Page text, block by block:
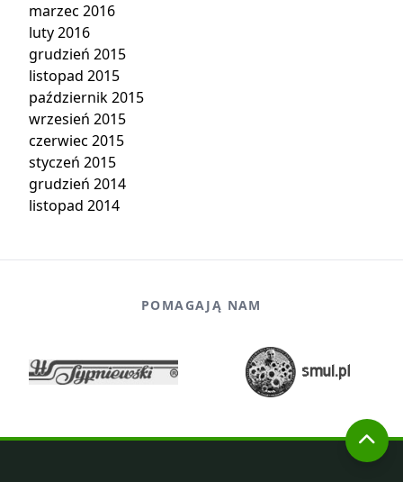
marzec 2016
luty 2016
grudzień 2015
listopad 2015
październik 2015
wrzesień 2015
czerwiec 2015
styczeń 2015
grudzień 2014
listopad 2014
POMAGAJĄ NAM